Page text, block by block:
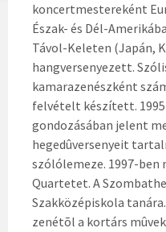
koncertmestereként
Észak- és Dél-
Távol-Keleten (Japán,
hangversenyezett.
kamarazenészként
felvételt készített.
gondozásában jelent
hegedûversenyeit
szólólemeze. 1997-
Quartetet. A
Szakközépiskola
zenétõl a kortárs